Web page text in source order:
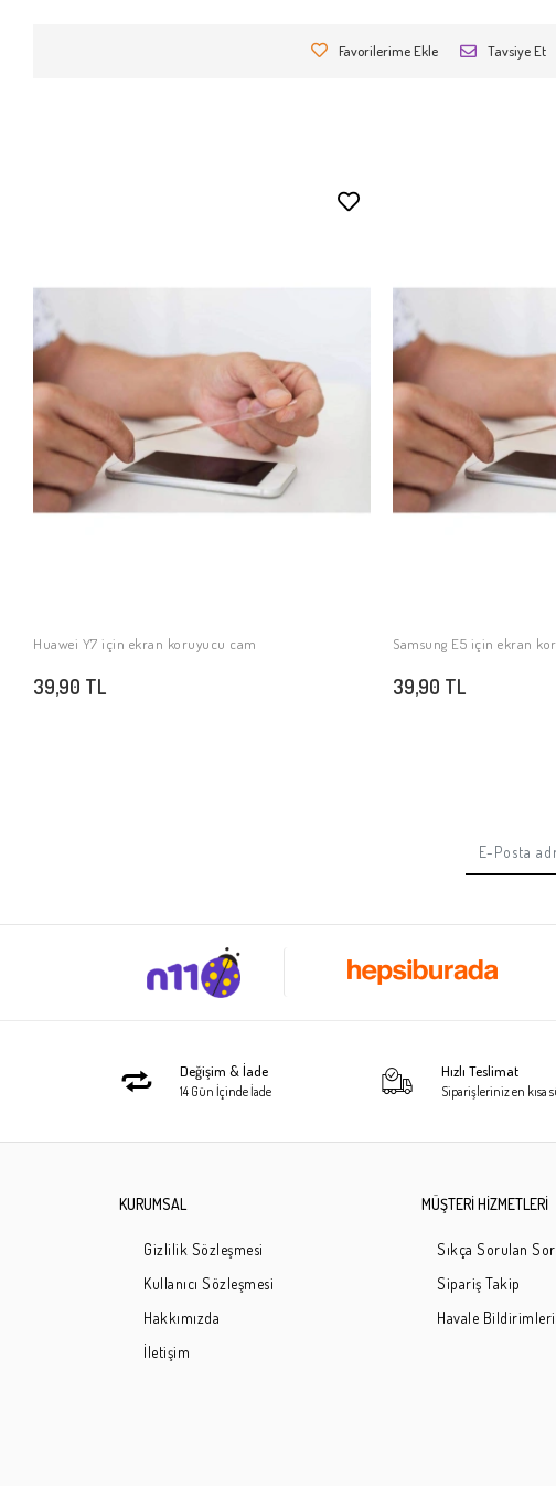
Favorilerime Ekle Tavsiye Et
SEPETE EKLE
Huawei Y7 için ekran koruyucu cam
39,90 TL
Samsung E5 için ekran
39,90 TL
Değişim & İade
14 Gün İçinde İade
Hızlı Teslimat
Siparişleriniz en kısa
KURUMSAL
Gizlilik Sözleşmesi
Kullanıcı Sözleşmesi
Hakkımızda
İletişim
MÜŞTERİ HİZMETLERİ
Sıkça Sorulan
Sipariş Takip
Havale Bildirimleri